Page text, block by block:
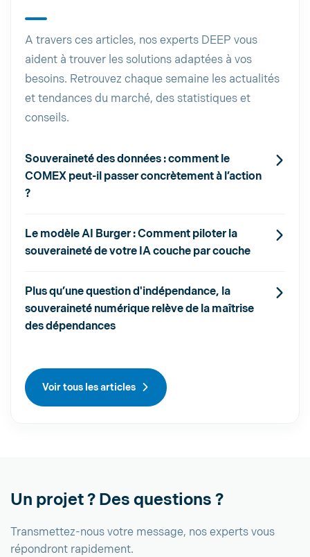
A travers ces articles, nos experts DEEP vous
aident à trouver les solutions adaptées à vos
besoins. Retrouvez chaque semaine les actualités
et tendances du marché, des statistiques et
conseils.
Souveraineté des données : comment le
COMEX peut-il passer concrètement à l’action
?
Le modèle AI Burger : Comment piloter la
souveraineté de votre IA couche par couche
Plus qu’une question d'indépendance, la
souveraineté numérique relève de la maîtrise
des dépendances
Voir tous les articles
Un projet ? Des questions ?
Transmettez-nous votre message, nos experts vous
répondront rapidement.